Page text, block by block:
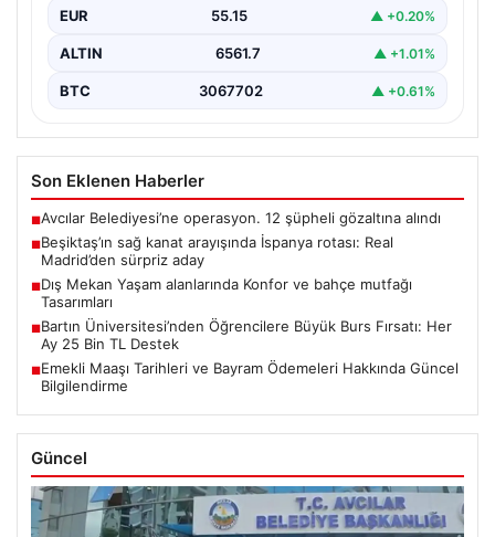
alternatif çözümlere hız…
EUR 55.15 ▲ +0.20%
ALTIN 6561.7 ▲ +1.01%
BTC 3067702 ▲ +0.61%
Son Eklenen Haberler
■Avcılar Belediyesi’ne operasyon. 12 şüpheli gözaltına alındı
■Beşiktaş’ın sağ kanat arayışında İspanya rotası: Real
Madrid’den sürpriz aday
■Dış Mekan Yaşam alanlarında Konfor ve bahçe mutfağı
Tasarımları
■Bartın Üniversitesi’nden Öğrencilere Büyük Burs Fırsatı: Her
Ay 25 Bin TL Destek
■Emekli Maaşı Tarihleri ve Bayram Ödemeleri Hakkında Güncel
Bilgilendirme
Güncel